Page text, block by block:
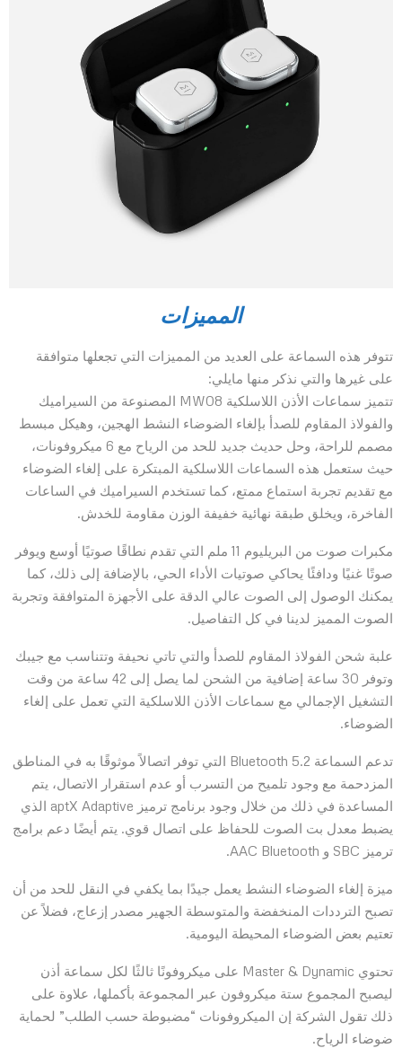
المميزات
تتوفر هذه السماعة على العديد من المميزات التي تجعلها متوافقة
على غيرها والتي نذكر منها مايلي:
تتميز سماعات الأذن اللاسلكية MW08 المصنوعة من السيراميك
والفولاذ المقاوم للصدأ بإلغاء الضوضاء النشط الهجين، وهيكل مبسط
مصمم للراحة، وحل حديث جديد للحد من الرياح مع 6 ميكروفونات،
حيث ستعمل هذه السماعات اللاسلكية المبتكرة على إلغاء الضوضاء
مع تقديم تجربة استماع ممتع، كما تستخدم السيراميك في الساعات
الفاخرة، ويخلق طبقة نهائية خفيفة الوزن مقاومة للخدش.
مكبرات صوت من البريليوم 11 ملم التي تقدم نطاقًا صوتيًا أوسع ويوفر
صوتًا غنيًا ودافئًا يحاكي صوتيات الأداء الحي، بالإضافة إلى ذلك، كما
يمكنك الوصول إلى الصوت عالي الدقة على الأجهزة المتوافقة وتجربة
الصوت المميز لدينا في كل التفاصيل.
علبة شحن الفولاذ المقاوم للصدأ والتي تاتي نحيفة وتتناسب مع جيبك
وتوفر 30 ساعة إضافية من الشحن لما يصل إلى 42 ساعة من وقت
التشغيل الإجمالي مع سماعات الأذن اللاسلكية التي تعمل على إلغاء
الضوضاء.
تدعم السماعة Bluetooth 5.2 التي توفر اتصالاً موثوقًا به في المناطق
المزدحمة مع وجود تلميح من التسرب أو عدم استقرار الاتصال، يتم
المساعدة في ذلك من خلال وجود برنامج ترميز aptX Adaptive الذي
يضبط معدل بت الصوت للحفاظ على اتصال قوي. يتم أيضًا دعم برامج
ترميز SBC و AAC Bluetooth.
ميزة إلغاء الضوضاء النشط يعمل جيدًا بما يكفي في النقل للحد من أن
تصبح الترددات المنخفضة والمتوسطة الجهير مصدر إزعاج، فضلاً عن
تعتيم بعض الضوضاء المحيطة اليومية.
تحتوي Master & Dynamic على ميكروفونًا ثالثًا لكل سماعة أذن
ليصبح المجموع ستة ميكروفون عبر المجموعة بأكملها، علاوة على
ذلك تقول الشركة إن الميكروفونات “مضبوطة حسب الطلب” لحماية
ضوضاء الرياح.